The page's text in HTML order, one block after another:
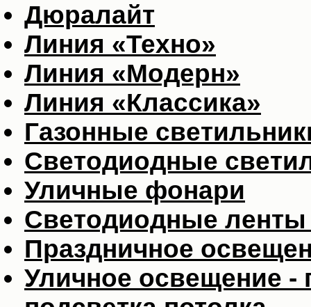
Дюралайт
Линия «Техно»
Линия «Модерн»
Линия «Классика»
Газонные
Светодиодные
Уличные фонари
Светодиодные ленты
Праздничное
Уличное освещение -